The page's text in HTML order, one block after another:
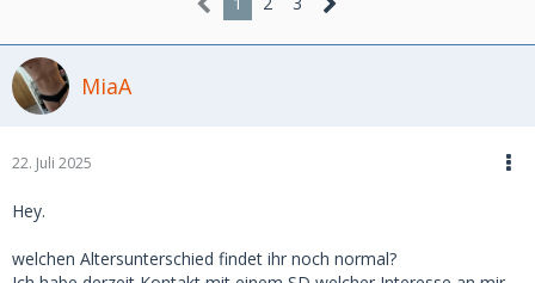
MiaA
22. Juli 2025
Hey.
welchen Altersunterschied findet ihr noch normal?